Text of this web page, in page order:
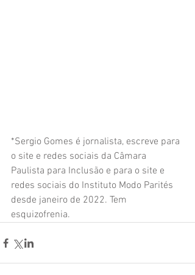
*Sergio Gomes é jornalista, escreve para
o site e redes sociais da Câmara
Paulista para Inclusão e para o site e
redes sociais do Instituto Modo Parités
desde janeiro de 2022. Tem
esquizofrenia.